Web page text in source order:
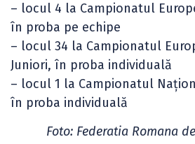
– locul 4 la Campionatul
în proba pe echipe
– locul 34 la Campionatul
Juniori, în proba individuală
– locul 1 la Campionatul
în proba individuală
Foto: Federatia Romana